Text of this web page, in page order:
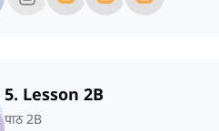
5. Lesson 2B
पाठ 2B